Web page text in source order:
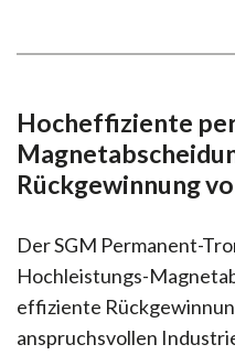
Hocheffiziente
Rückgewinnung
Der SGM Permanent-
Hochleistungs-
effiziente
anspruchsvollen